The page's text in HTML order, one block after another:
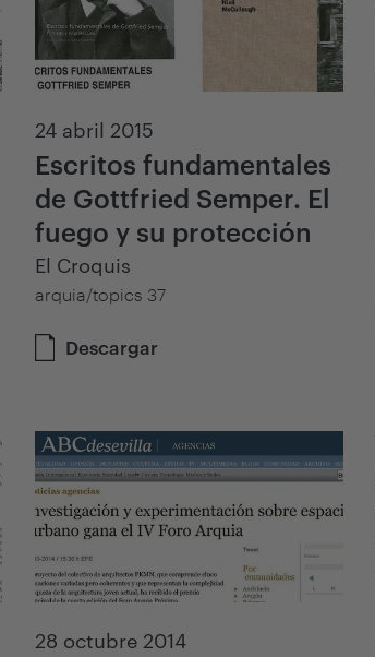
24 abril 2015
Escritos fundamentales
de Gottfried Semper. El
fuego y su protección
El Croquis
arquia/topics 37
Descargar
28 octubre 2014